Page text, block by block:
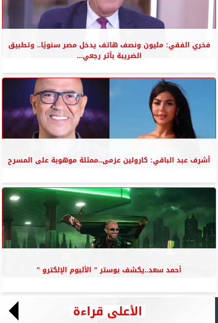
فخري الفقي: مليون ونصف هاتف يدخل مصر سنويًا.. وتطبيق
الضريبة بأثر رجعي...
أشرف عبد الباقي: كارولين عزمى..ممثلة موهوبة على المسرح
أحمد سعد..يكشف بوستر ” الألبوم الإلكترو ”
الأعلى قراءة